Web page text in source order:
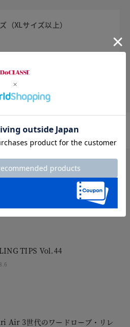
（XLサイズ以上）
FEATURE
TIPS Vol.44
Air 3世代のワードローブ・リレ